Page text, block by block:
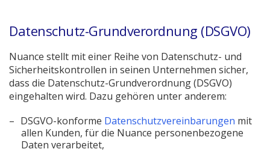
Datenschutz-Grundverordnung (DSGVO)
Nuance stellt mit einer Reihe von Datenschutz- und
Sicherheitskontrollen in seinen Unternehmen sicher,
dass die Datenschutz-Grundverordnung (DSGVO)
eingehalten wird. Dazu gehören unter anderem:
DSGVO-konforme Datenschutzvereinbarungen mit
allen Kunden, für die Nuance personenbezogene
Daten verarbeitet,